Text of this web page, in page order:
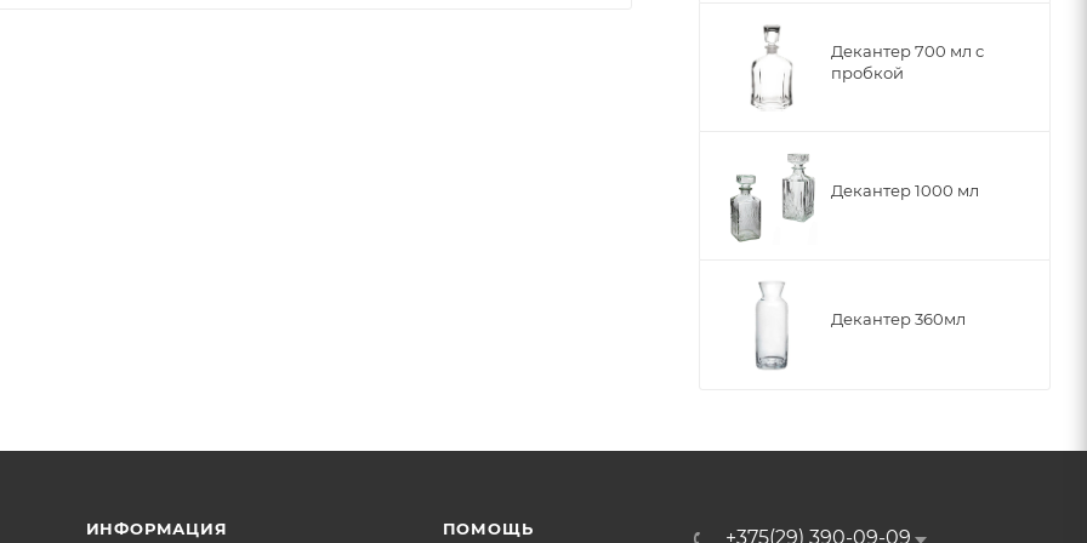
Декантер 700 мл с
пробкой
Декантер 1000 мл
Декантер 360мл
ИНФОРМАЦИЯ ПОМОЩЬ +375(29) 390-09-09